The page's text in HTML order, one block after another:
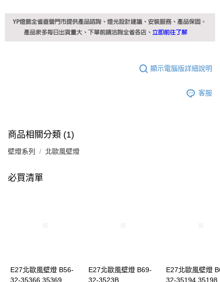
顯示電腦版詳細說明
客服
商品相關分類 (1)
壁燈系列 北歐風壁燈
必買清單
E27北歐風壁燈 B56-
32-35366 35369
E27北歐風壁燈 B69-
32-3523B
E27北歐風壁燈
32-35194 35198